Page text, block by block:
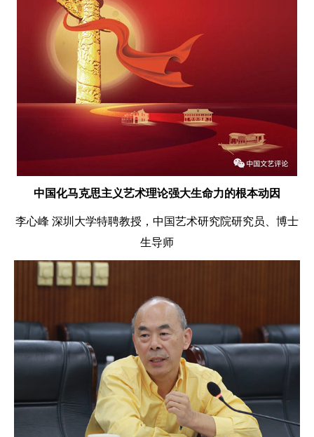
中国化马克思主义艺术理论强大生命力的根本动因
李心峰 深圳大学特聘教授，中国艺术研究院研究员、博士
生导师